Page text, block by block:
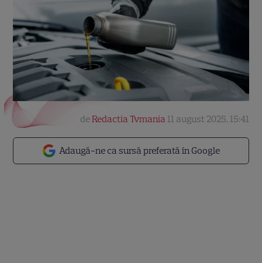
Adaugă-ne ca sursă preferată în Google
deRedactia Tvmania 11 august 2025, 15:41